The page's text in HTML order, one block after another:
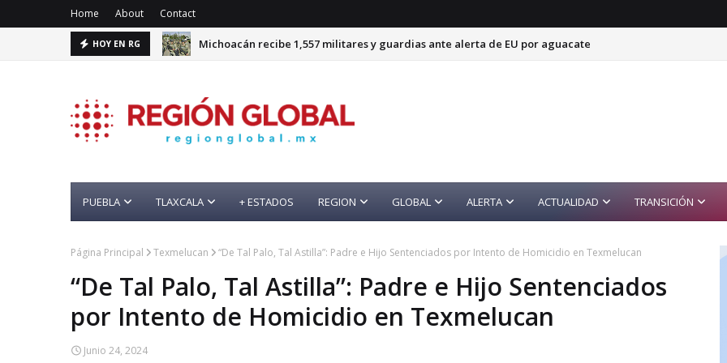
Home About Contact
HOY EN RG Michoacán recibe 1,557 militares y guardias ante alerta de EU por aguacate
PUEBLA TLAXCALA + ESTADOS REGION GLOBAL ALERTA ACTUALIDAD TRANSICIÓN
Página Principal Texmelucan “De Tal Palo, Tal Astilla”: Padre e Hijo Sentenciados por Intento de Homicidio en Texmelucan
“De Tal Palo, Tal Astilla”: Padre e Hijo Sentenciados
por Intento de Homicidio en Texmelucan
Junio 24, 2024